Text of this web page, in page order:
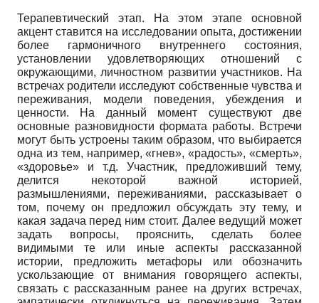
Терапевтический этап. На этом этапе основной
акцент ставится на исследовании опыта, достижении
более гармоничного внутреннего состояния,
установлении удовлетворяющих отношений с
окружающими, личностном развитии участников. На
встречах родители исследуют собственные чувства и
переживания, модели поведения, убеждения и
ценности. На данный момент существуют две
основные разновидности формата работы. Встречи
могут быть устроены таким образом, что выбирается
одна из тем, например, «гнев», «радость», «смерть»,
«здоровье» и т.д. Участник, предложивший тему,
делится некоторой важной историей,
размышлениями, переживаниями, рассказывает о
том, почему он предложил обсуждать эту тему, и
какая задача перед ним стоит. Далее ведущий может
задать вопросы, прояснить, сделать более
видимыми те или иные аспекты рассказанной
истории, предложить метафоры или обозначить
ускользающие от внимания говорящего аспекты,
связать с рассказанным ранее на других встречах,